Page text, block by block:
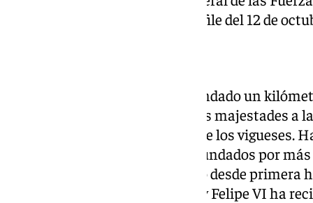
últimos años al tradicional desfile del 12 de
El desfile, cuya extensión ha rondado un
comenzado con la llegada de sus majestades
horas, entre aplausos y ‹vivas› de los
una salva de 21 cañonazos, secundados por
vigueses que se han congregado desde primera
ha rendido honores a los reyes y Felipe VI ha